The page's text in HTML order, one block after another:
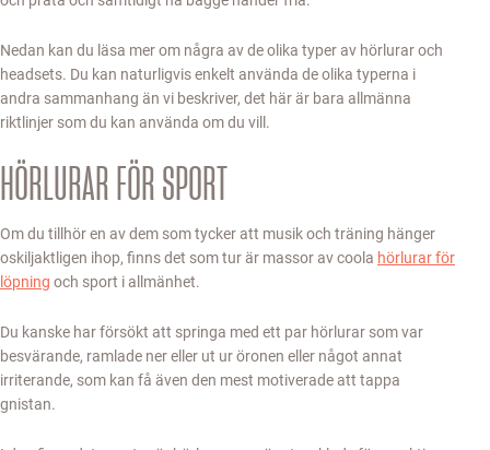
Nedan kan du läsa mer om några av de olika typer av hörlurar och
headsets. Du kan naturligvis enkelt använda de olika typerna i
andra sammanhang än vi beskriver, det här är bara allmänna
riktlinjer som du kan använda om du vill.
HÖRLURAR FÖR SPORT
Om du tillhör en av dem som tycker att musik och träning hänger
oskiljaktligen ihop, finns det som tur är massor av coola hörlurar för
löpning och sport i allmänhet.
Du kanske har försökt att springa med ett par hörlurar som var
besvärande, ramlade ner eller ut ur öronen eller något annat
irriterande, som kan få även den mest motiverade att tappa
gnistan.